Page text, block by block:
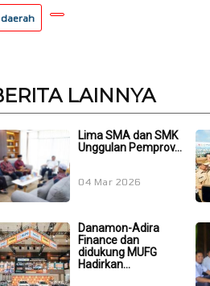
daerah
LAINNYA
Lima SMA dan SMK
Unggulan Pemprov...
04 Mar 2026
Danamon-Adira
Finance dan
didukung MUFG
Hadirkan...